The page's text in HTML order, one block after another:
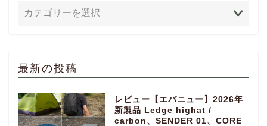
最新の投稿
レビュー【エバニュー】2026年
新製品 Ledge highat /
carbon、SENDER 01、CORE